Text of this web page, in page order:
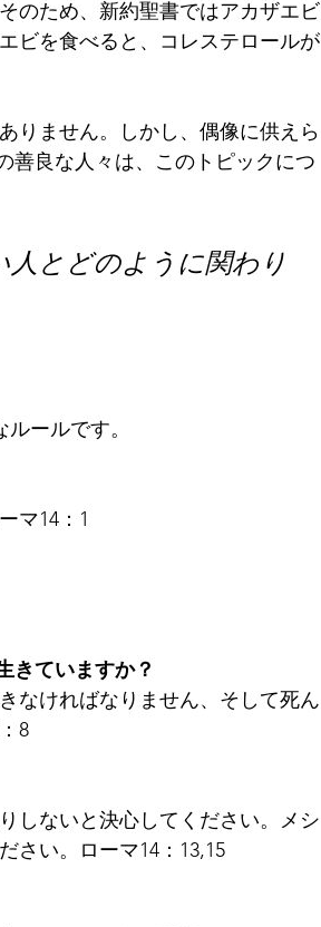
のため、新約聖書ではアカザエビ
ビを食べると、コレステロールが
りません。しかし、偶像に供えら
善良な人々は、このトピックにつ
とどのように関わり
ールです。
マ14：1
きていますか？
なければなりません、そして死ん
8
しないと決心してください。メシ
さい。ローマ14：13,15